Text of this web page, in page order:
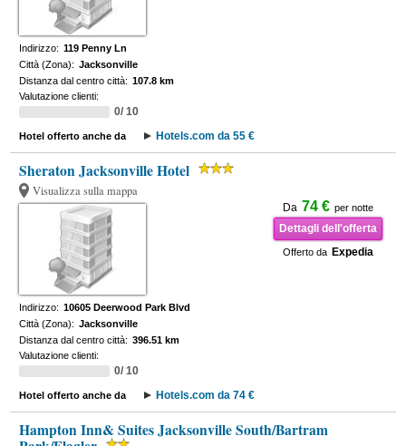
Indirizzo: 119 Penny Ln
Città (Zona): Jacksonville
Distanza dal centro città: 107.8 km
Valutazione clienti:
0/ 10
Hotel offerto anche da Hotels.com da 55 €
Sheraton Jacksonville Hotel
Visualizza sulla mappa
Da 74 € per notte
Dettagli dell'offerta
Offerto da Expedia
Indirizzo: 10605 Deerwood Park Blvd
Città (Zona): Jacksonville
Distanza dal centro città: 396.51 km
Valutazione clienti:
0/ 10
Hotel offerto anche da Hotels.com da 74 €
Hampton Inn& Suites Jacksonville South/Bartram